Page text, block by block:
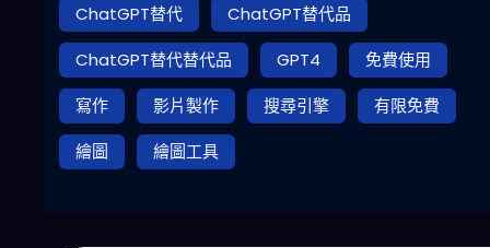
ChatGPT替代
ChatGPT替代品
ChatGPT替代替代品
GPT4
免費使用
寫作
影片製作 搜尋引擎
有限免費
繪圖
繪圖工具